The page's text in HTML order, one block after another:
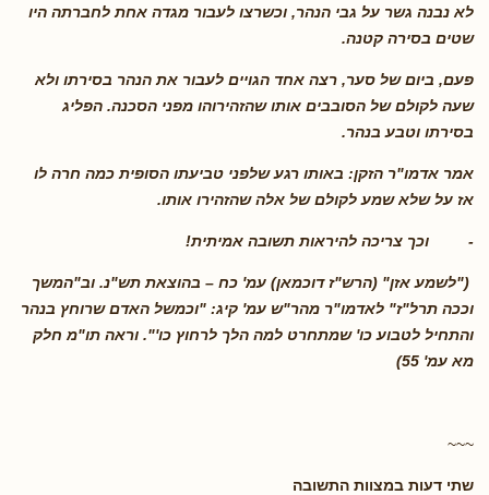
לא נבנה גשר על גבי הנהר, וכשרצו לעבור מגדה אחת לחברתה היו
שטים בסירה קטנה.
פעם, ביום של סער, רצה אחד הגויים לעבור את הנהר בסירתו ולא
שעה לקולם של הסובבים אותו שהזהירוהו מפני הסכנה. הפליג
בסירתו וטבע בנהר.
אמר אדמו"ר הזקן: באותו רגע שלפני טביעתו הסופית כמה חרה לו
אז על שלא שמע לקולם של אלה שהזהירו אותו.
- וכך צריכה להיראות תשובה אמיתית!
("לשמע אזן" (הרש"ז דוכמאן) עמ' כח – בהוצאת תש"נ. וב"המשך
וככה תרל"ז" לאדמו"ר מהר"ש עמ' קיג: "וכמשל האדם שרוחץ בנהר
והתחיל לטבוע כו' שמתחרט למה הלך לרחוץ כו'". וראה תו"מ חלק
מא עמ' 55)
~~~
שתי דעות במצוות התשובה